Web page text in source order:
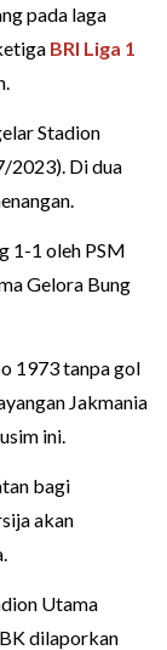
pada laga
BRI Liga 1
Stadion
2023). Di dua
1-1 oleh PSM
Gelora Bung
1973 tanpa gol
Jakmania
ini.
bagi
akan
Utama
dilaporkan